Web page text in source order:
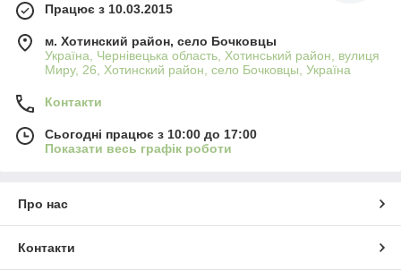
Працює з 10.03.2015
м. Хотинский район, село Бочковцы
Україна, Чернівецька область, Хотинський район, вулиця
Миру, 26, Хотинский район, село Бочковцы, Україна
Контакти
Сьогодні працює з 10:00 до 17:00
Показати весь графік роботи
Про нас
Контакти